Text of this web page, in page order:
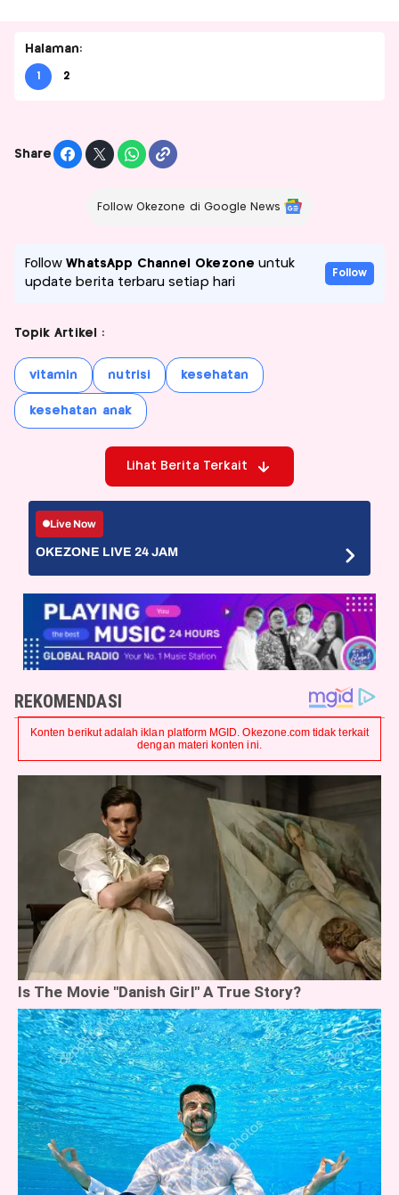
Halaman:
1 2
Share
Follow Okezone di Google News
FollowWhatsApp Channel Okezone untuk
update berita terbaru setiap hari
Follow
Topik Artikel :
vitamin nutrisi kesehatan
kesehatan anak
Lihat Berita Terkait
Live Now
OKEZONE LIVE 24 JAM